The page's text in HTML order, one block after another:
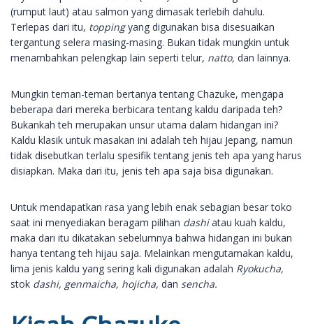
(rumput laut) atau salmon yang dimasak terlebih dahulu.
Terlepas dari itu, toppingyang digunakan bisa disesuaikan
tergantung selera masing-masing. Bukan tidak mungkin untuk
menambahkan pelengkap lain seperti telur, natto, dan lainnya.
Mungkin teman-teman bertanya tentang Chazuke, mengapa
beberapa dari mereka berbicara tentang kaldu daripada teh?
Bukankah teh merupakan unsur utama dalam hidangan ini?
Kaldu klasik untuk masakan ini adalah teh hijau Jepang, namun
tidak disebutkan terlalu spesifik tentang jenis teh apa yang harus
disiapkan. Maka dari itu, jenis teh apa saja bisa digunakan.
Untuk mendapatkan rasa yang lebih enak sebagian besar toko
saat ini menyediakan beragam pilihan dashiatau kuah kaldu,
maka dari itu dikatakan sebelumnya bahwa hidangan ini bukan
hanya tentang teh hijau saja. Melainkan mengutamakan kaldu,
lima jenis kaldu yang sering kali digunakan adalah Ryokucha,
stok dashi, genmaicha, hojicha, dan sencha.